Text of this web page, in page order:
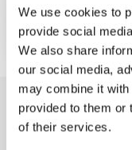
We use cookies to
provide social
We also share
our social media,
may combine it with
provided to them or
of their services.
Documentazione